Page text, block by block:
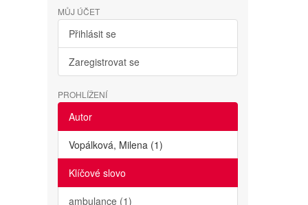
MŮJ ÚČET
Přihlásit se
Zaregistrovat se
PROHLÍŽENÍ
Autor
Vopálková, Milena (1)
Klíčové slovo
ambulance (1)